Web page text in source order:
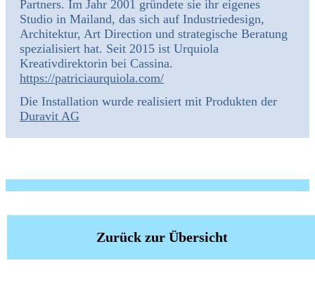
Partners. Im Jahr 2001 gründete sie ihr eigenes
Studio in Mailand, das sich auf Industriedesign,
Architektur, Art Direction und strategische Beratung
spezialisiert hat. Seit 2015 ist Urquiola
Kreativdirektorin bei Cassina.
https://patriciaurquiola.com/
Die Installation wurde realisiert mit Produkten der
Duravit AG
Zurück zur Übersicht